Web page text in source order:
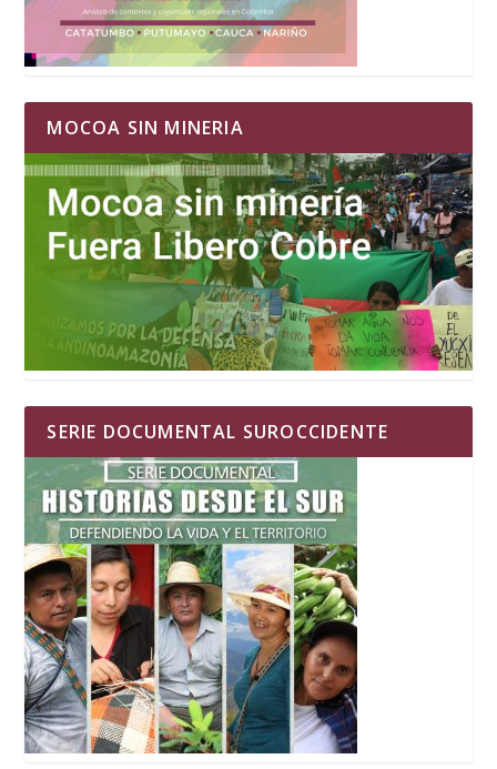
MOCOA SIN MINERIA
SERIE DOCUMENTAL SUROCCIDENTE